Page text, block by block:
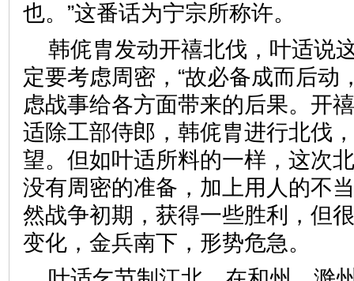
也。”这番话为宁宗所称许。
韩侂胄发动开禧北伐，叶适说
定要考虑周密，“故必备成而后动
虑战事给各方面带来的后果。开
适除工部侍郎，韩侂胄进行北伐
望。但如叶适所料的一样，这次
没有周密的准备，加上用人的不
然战争初期，获得一些胜利，但
变化，金兵南下，形势危急。